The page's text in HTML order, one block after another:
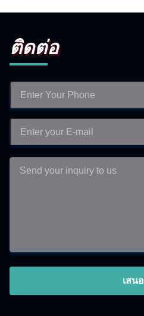
ติดต่อ
เสนอ